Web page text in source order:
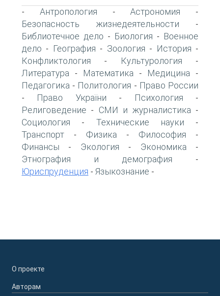
- Антропология -Астрономия -
Безопасность жизнедеятельности -
Библиотечное дело - Биология - Военное
дело - География - Зоология - История -
Конфликтология - Культурология -
Литература - Математика - Медицина -
Педагогика - Политология - Право России
- Право України - Психология -
Религоведение - СМИ и журналистика -
Социология - Технические науки -
Транспорт - Физика - Философия -
Финансы - Экология - Экономика -
Этнография и демография -
Юриспруденция - Языкознание -
О проекте
Авторам